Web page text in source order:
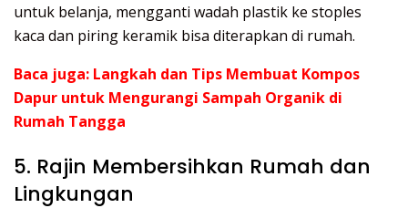
untuk belanja, mengganti wadah plastik ke stoples
kaca dan piring keramik bisa diterapkan di rumah.
Baca juga: Langkah dan Tips Membuat Kompos
Dapur untuk Mengurangi Sampah Organik di
Rumah Tangga
5. Rajin Membersihkan Rumah dan
Lingkungan